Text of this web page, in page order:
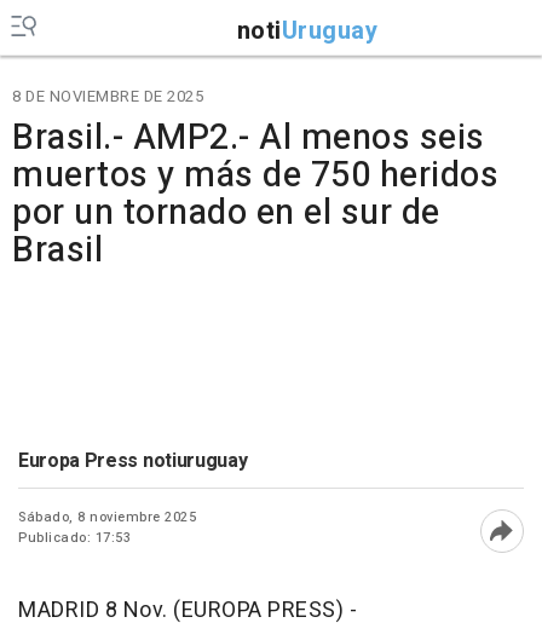
notiUruguay
8 DE NOVIEMBRE DE 2025
Brasil.- AMP2.- Al menos seis
muertos y más de 750 heridos
por un tornado en el sur de
Brasil
Europa Press notiuruguay
Sábado, 8 noviembre 2025
Publicado: 17:53
MADRID 8 Nov. (EUROPA PRESS) -